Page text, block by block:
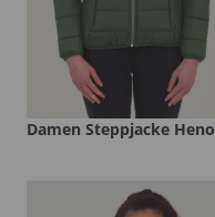
Damen Steppjacke Heno